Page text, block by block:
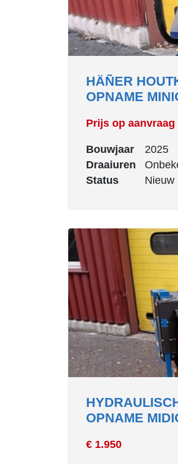
HÄÑER
OPNAME
Prijs op aanvraag
Bouwjaar
2025
Draaiuren
Status
Nieuw
OPNAME
€ 1.950